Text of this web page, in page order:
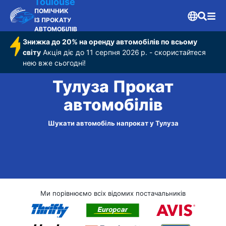
ПОМІЧНИК
ІЗ ПРОКАТУ
АВТОМОБІЛІВ
Знижка до 20% на оренду автомобілів по всьому
світу Акція діє до 11 серпня 2026 р. - скористайтеся
нею вже сьогодні!
Тулуза Прокат
автомобілів
Шукати автомобіль напрокат у Тулуза
Ми порівнюємо всіх відомих постачальників